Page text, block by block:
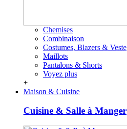
Chemises
Combinaison
Costumes, Blazers & Veste
Maillots
Pantalons & Shorts
Voyez plus
+
Maison & Cuisine
Cuisine & Salle à Manger